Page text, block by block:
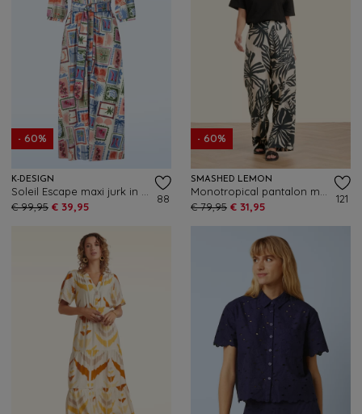
- 60%
K-DESIGN
€ 99,95 € 39,95
88
- 60%
SMASHED LEMON
€ 79,95 € 31,95
121